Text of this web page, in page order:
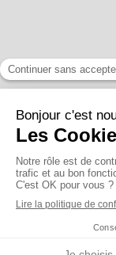
Politique